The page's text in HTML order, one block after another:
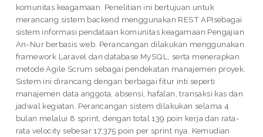
komunitas keagamaan. Penelitian ini bertujuan untuk
merancang sistem backend menggunakan REST APIsebagai
sistem informasi pendataan komunitas keagamaan Pengajian
An-Nur berbasis web. Perancangan dilakukan menggunakan
framework Laravel dan database MySQL, serta menerapkan
metode Agile Scrum sebagai pendekatan manajemen proyek.
Sistem ini dirancang dengan berbagai fitur inti seperti
manajemen data anggota, absensi, hafalan, transaksi kas dan
jadwal kegiatan. Perancangan sistem dilakukan selama 4
bulan melalui 8 sprint, dengan total 139 poin kerja dan rata-
rata velocity sebesar 17,375 poin per sprint nya. Kemudian